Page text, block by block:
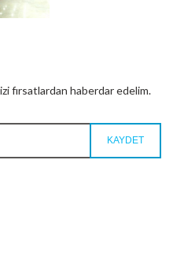
fırsatlardan haberdar edelim.